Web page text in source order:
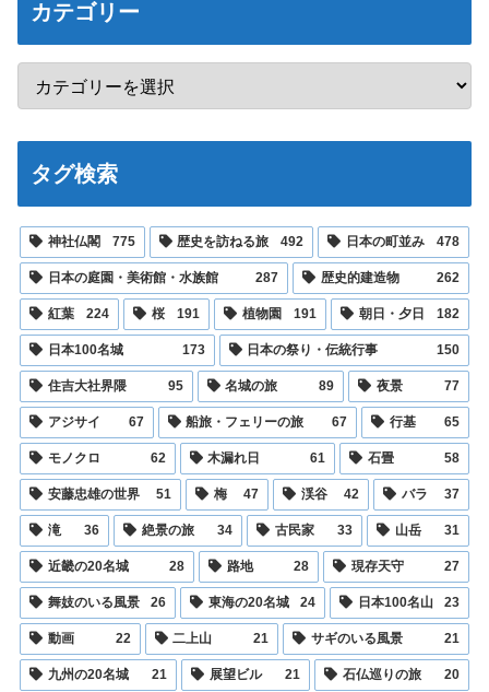
カテゴリー
タグ検索
神社仏閣 775 歴史を訪ねる旅 492 日本の町並み 478
日本の庭園・美術館・水族館 287 歴史的建造物 262
紅葉 224 桜 191 植物園 191 朝日・夕日 182
日本100名城 173 日本の祭り・伝統行事 150
住吉大社界隈 95 名城の旅 89 夜景 77
アジサイ 67 船旅・フェリーの旅 67 行基 65
モノクロ 62 木漏れ日 61 石畳 58
安藤忠雄の世界 51 梅 47 渓谷 42 バラ 37
滝 36 絶景の旅 34 古民家 33 山岳 31
近畿の20名城 28 路地 28 現存天守 27
舞妓のいる風景 26 東海の20名城 24 日本100名山 23
動画 22 二上山 21 サギのいる風景 21
九州の20名城 21 展望ビル 21 石仏巡りの旅 20